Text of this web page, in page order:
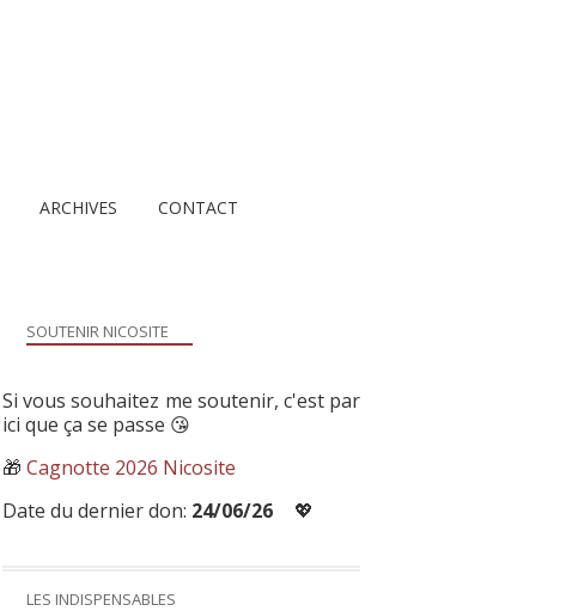
ARCHIVES CONTACT
LES INDISPENSABLES
SOUTENIR NICOSITE
Si vous souhaitez me soutenir, c'est par
ici que ça se passe 😘
🎁 Cagnotte 2026 Nicosite
Date du dernier don: 24/06/26 💖